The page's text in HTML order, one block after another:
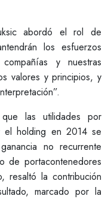
abordó el rol de
los esfuerzos
y nuestras
valores y principios, y
las utilidades por
el holding en 2014 se
no recurrente
de portacontenedores
resaltó la contribución
marcado por la